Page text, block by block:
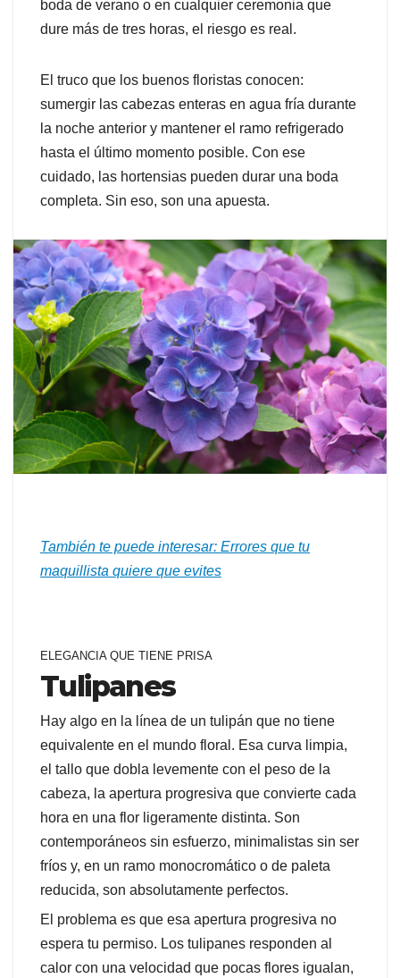
boda de verano o en cualquier ceremonia que
dure más de tres horas, el riesgo es real.
El truco que los buenos floristas conocen:
sumergir las cabezas enteras en agua fría durante
la noche anterior y mantener el ramo refrigerado
hasta el último momento posible. Con ese
cuidado, las hortensias pueden durar una boda
completa. Sin eso, son una apuesta.
También te puede interesar: Errores que tu
maquillista quiere que evites
ELEGANCIA QUE TIENE PRISA
Tulipanes
Hay algo en la línea de un tulipán que no tiene
equivalente en el mundo floral. Esa curva limpia,
el tallo que dobla levemente con el peso de la
cabeza, la apertura progresiva que convierte cada
hora en una flor ligeramente distinta. Son
contemporáneos sin esfuerzo, minimalistas sin ser
fríos y, en un ramo monocromático o de paleta
reducida, son absolutamente perfectos.
El problema es que esa apertura progresiva no
espera tu permiso. Los tulipanes responden al
calor con una velocidad que pocas flores igualan,